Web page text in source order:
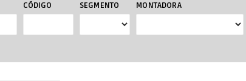
CÓDIGO SEGMENTO MONTADORA